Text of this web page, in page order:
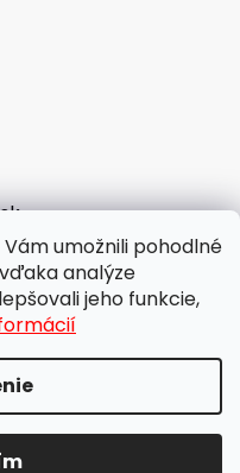
umožnili pohodlné
analýze
jeho funkcie,